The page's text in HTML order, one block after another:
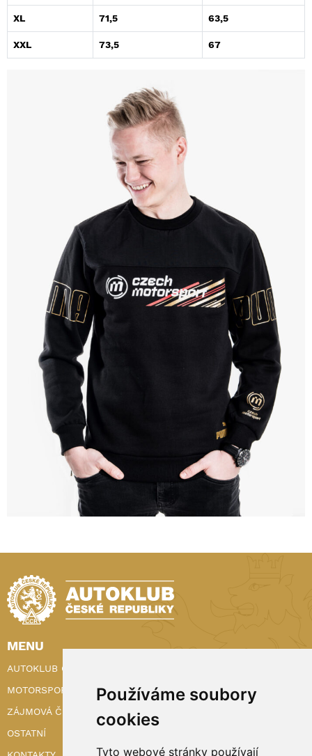
Používáme soubory
cookies
Tyto webové stránky používají
XL 71,5 63,5
XXL 73,5 67
MENU
AUTOKLUB ČR
MOTORSPORT
ZÁJMOVÁ ČINNOST
OSTATNÍ